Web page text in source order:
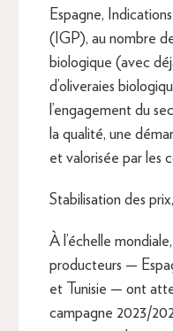
Espagne,
(IGP), au nombre
biologique (avec
d’oliveraies
l’engagement du
la qualité, une
et valorisée par les
Stabilisation des
À l’échelle
producteurs —
et Tunisie — ont
campagne 2023/